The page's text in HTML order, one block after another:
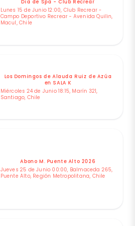
Dia de Spa - Club Recrear
Lunes 15 de Junio 12:00, Club Recrear -
Campo Deportivo Recrear - Avenida Quilin,
Macul, Chile
Los Domingos de Alauda Ruiz de Azúa
en SALA K
Miércoles 24 de Junio 18:15, Marín 321,
Santiago, Chile
Abono M. Puente Alto 2026
Jueves 25 de Junio 00:00, Balmaceda 265,
Puente Alto, Región Metropolitana, Chile